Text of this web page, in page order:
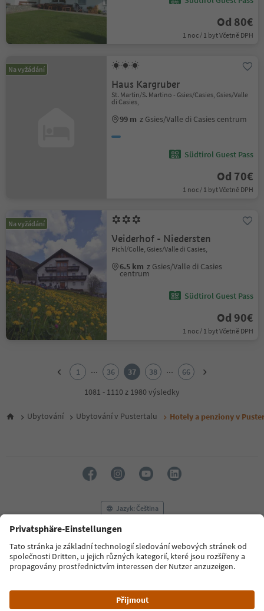
Od 80€
1 noc / 1 byt Včetně DPH
Na vyžádání
Haus Kargruber
St. Martin/S. Martino - Gsies/Casies, Gsies/Valle
di Casies,
99 m z Gsies/Valle di Casies centrum
Südtirol Guest Pass
Od 70€
1 noc / 1 byt Včetně DPH
Na vyžádání
Veiderhof - Niedersten
Pichl/Colle, Gsies/Valle di Casies,
6.5 km z Gsies/Valle di Casies
centrum
Südtirol Guest Pass
Od 90€
1 noc / 1 byt Včetně DPH
6
16
17
18
19
21
1 ... 36 37 38 ...
66
1081 - 1110 z 1980 výsledky
Ubytování Ubytování v Pustertalu Hotely a penziony v
Jazyk: Čeština
FAQ Kontaktujte nás Tisk
MICE
Zásady ochrany osobních údajů
Podmínky a ujednání
Tiráž
Prohlášení o přístupnosti